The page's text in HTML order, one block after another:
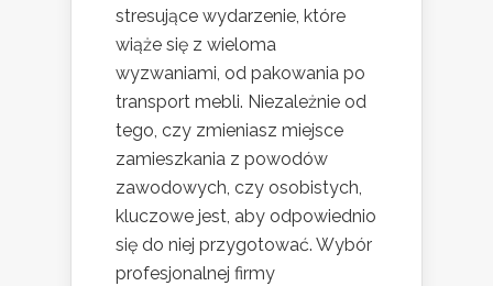
stresujące wydarzenie, które
wiąże się z wieloma
wyzwaniami, od pakowania po
transport mebli. Niezależnie od
tego, czy zmieniasz miejsce
zamieszkania z powodów
zawodowych, czy osobistych,
kluczowe jest, aby odpowiednio
się do niej przygotować. Wybór
profesjonalnej firmy